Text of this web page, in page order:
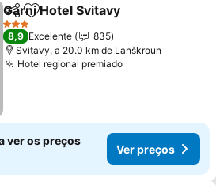
PartilharAdicionar aos favoritos
Garni Hotel Svitavy
3 Estrelas
8,9 Excelente
835
Svitavy, a 20.0 km de Lanškroun
Hotel regional premiado
ver os preços
Ver preços